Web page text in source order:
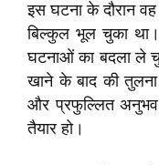
इस घटना के दौरान
बिल्कुल भूल चुका था।
घटनाओं का बदला ले
खाने के बाद की तुलना
और प्रफुल्लित
तैयार हो।